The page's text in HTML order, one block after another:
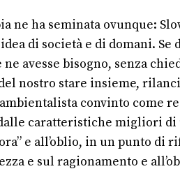
ha seminata ovunque:
di società e di domani.
avesse bisogno, senza
nostro stare insieme,
convinto come
caratteristiche migliori di
e all’oblio, in un punto
e sul ragionamento e